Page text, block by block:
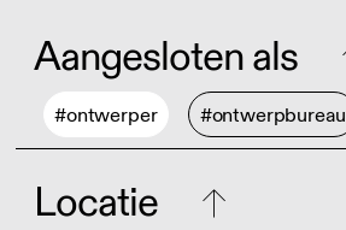
Aangesloten als
#ontwerper #ontwerpbureau
Locatie